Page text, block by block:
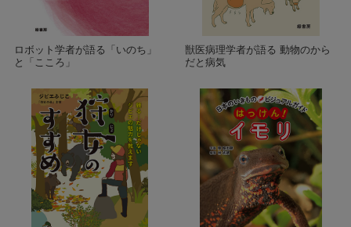
ロボット学者が語る「いのち」
と「こころ」
獣医病理学者が語る 動物のから
だと病気